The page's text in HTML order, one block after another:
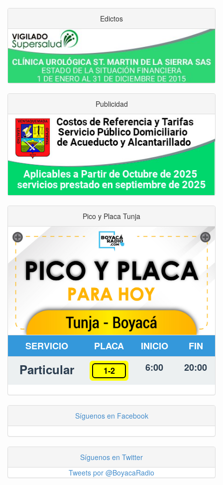
Edictos
Publicidad
Pico y Placa Tunja
SERVICIO PLACA INICIO FIN
Particular 1-2 6:00 20:00
Síguenos en Facebook
Síguenos en Twitter
Tweets por @BoyacaRadio